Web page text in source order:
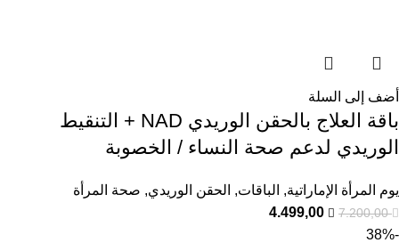
أضف إلى السلة
باقة العلاج بالحقن الوريدي NAD + التنقيط
الوريدي لدعم صحة النساء / الخصوبة
يوم المرأة الإماراتية, الباقات, الحقن الوريدي, صحة المرأة
7.200,00
4.499,00
-38%